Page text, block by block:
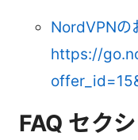
NordVPNの
https://
FAQ セク